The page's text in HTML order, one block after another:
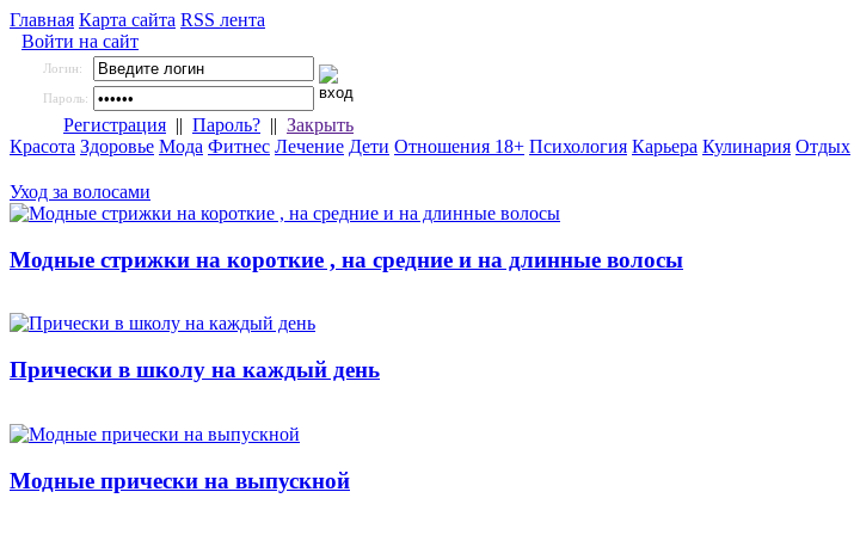
Главная Карта сайта RSS лента
Войти на сайт
Логин:
Пароль:
Регистрация || Пароль? || Закрыть
Красота Здоровье Мода Фитнес Лечение Дети Отношения 18+ Психология Карьера Кулинария Отдых
Уход за волосами
Модные стрижки на короткие , на средние и на длинные волосы
Прически в школу на каждый день
Модные прически на выпускной